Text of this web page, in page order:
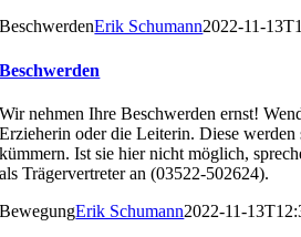
BeschwerdenErik Schumann2022-11-
Beschwerden
Wir nehmen Ihre Beschwerden ernst!
Erzieherin oder die Leiterin. Diese werden
kümmern. Ist sie hier nicht möglich,
als Trägervertreter an(03522-502624).
BewegungErik Schumann2022-11-